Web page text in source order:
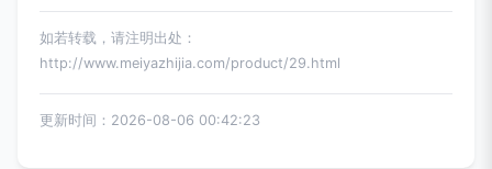
如若转载，请注明出处：
http://www.meiyazhijia.com/product/29.html
更新时间：2026-08-06 00:42:23